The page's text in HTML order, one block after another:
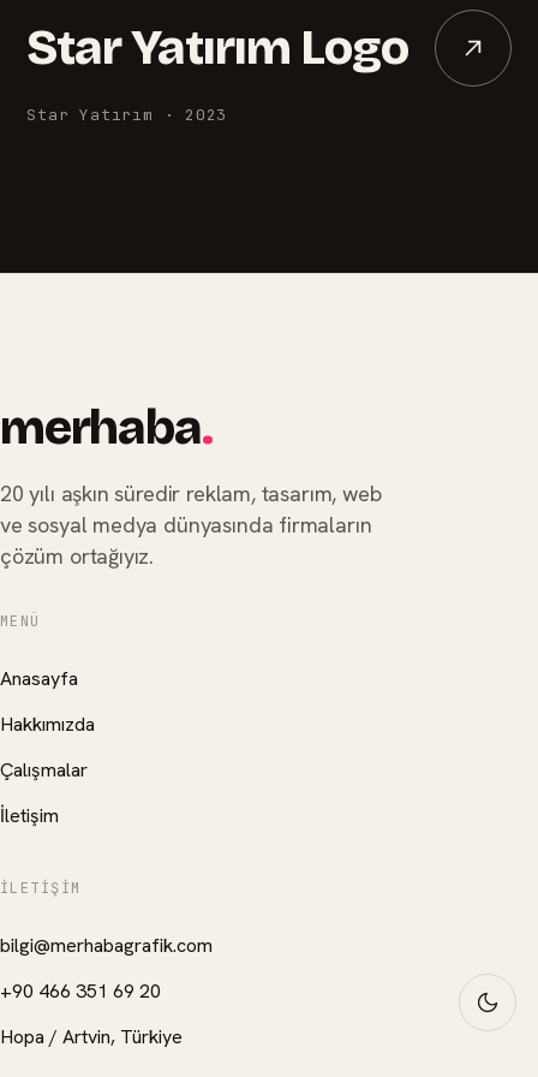
Star Yatırım Logo
Star Yatırım · 2023
merhaba.
20 yılı aşkın süredir reklam, tasarım, web
ve sosyal medya dünyasında firmaların
çözüm ortağıyız.
MENÜ
Anasayfa
Hakkımızda
Çalışmalar
İletişim
İLETIŞIM
bilgi@merhabagrafik.com
+90 466 351 69 20
Hopa / Artvin, Türkiye